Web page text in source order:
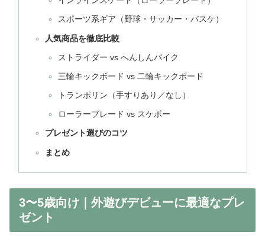
スポーツ系ギア（野球・サッカー・バスケ）
人気商品を徹底比較
ストライダー vs へんしんバイク
三輪キックボード vs 二輪キックボード
トランポリン（手すりあり／なし）
ローラーブレード vs スケボー
プレゼント選びのコツ
まとめ
3〜5歳向け｜外遊びデビューに最適なプレ
ゼント